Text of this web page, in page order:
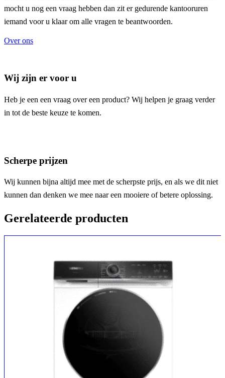
mocht u nog een vraag hebben dan zit er gedurende kantooruren
iemand voor u klaar om alle vragen te beantwoorden.
Over ons
Wij zijn er voor u
Heb je een een vraag over een product? Wij helpen je graag verder
in tot de beste keuze te komen.
Scherpe prijzen
Wij kunnen bijna altijd mee met de scherpste prijs, en als we dit niet
kunnen dan denken we mee naar een mooiere of betere oplossing.
Gerelateerde producten